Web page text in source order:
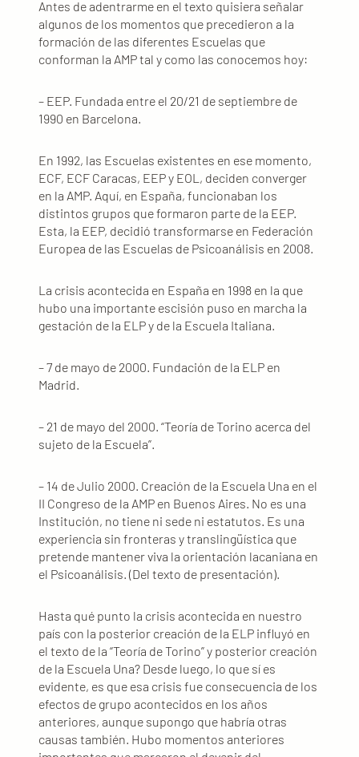
Antes de adentrarme en el texto quisiera señalar
algunos de los momentos que precedieron a la
formación de las diferentes Escuelas que
conforman la AMP tal y como las conocemos hoy:
– EEP. Fundada entre el 20/21 de septiembre de
1990 en Barcelona.
En 1992, las Escuelas existentes en ese momento,
ECF, ECF Caracas, EEP y EOL, deciden converger
en la AMP. Aquí, en España, funcionaban los
distintos grupos que formaron parte de la EEP.
Esta, la EEP, decidió transformarse en Federación
Europea de las Escuelas de Psicoanálisis en 2008.
La crisis acontecida en España en 1998 en la que
hubo una importante escisión puso en marcha la
gestación de la ELP y de la Escuela Italiana.
– 7 de mayo de 2000. Fundación de la ELP en
Madrid.
– 21 de mayo del 2000. “Teoría de Torino acerca del
sujeto de la Escuela”.
– 14 de Julio 2000. Creación de la Escuela Una en el
II Congreso de la AMP en Buenos Aires. No es una
Institución, no tiene ni sede ni estatutos. Es una
experiencia sin fronteras y translingüística que
pretende mantener viva la orientación lacaniana en
el Psicoanálisis. (Del texto de presentación).
Hasta qué punto la crisis acontecida en nuestro
país con la posterior creación de la ELP influyó en
el texto de la “Teoría de Torino” y posterior creación
de la Escuela Una? Desde luego, lo que sí es
evidente, es que esa crisis fue consecuencia de los
efectos de grupo acontecidos en los años
anteriores, aunque supongo que habría otras
causas también. Hubo momentos anteriores